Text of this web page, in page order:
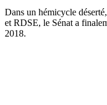
Dans un hémicycle
et RDSE, le Sénat a
2018.